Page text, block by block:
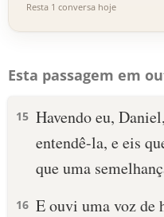
Resta 1 conversa hoje
Esta passagem em
15 Havendo eu,
entendê-la, e eis
que uma
16 E ouvi uma voz de